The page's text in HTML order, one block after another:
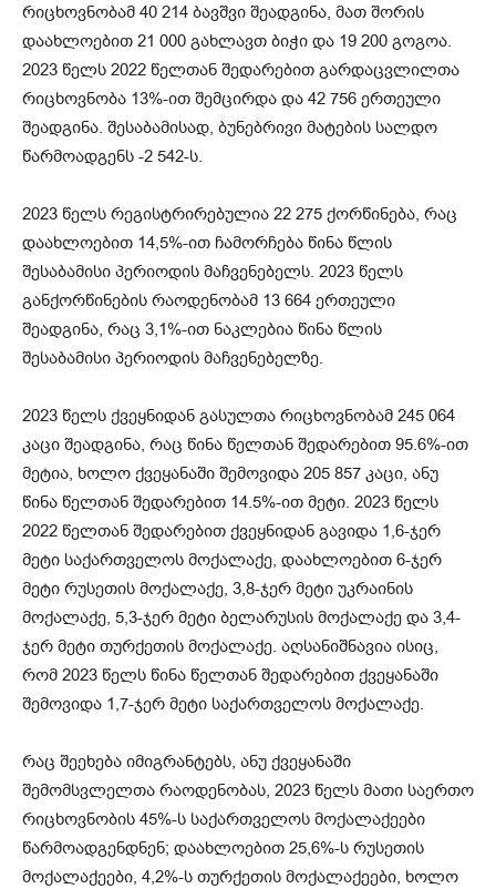
რიცხოვნობამ 40 214 ბავშვი შეადგინა, მათ შორის
დაახლოებით 21 000 გახლავთ ბიჭი და 19 200 გოგოა.
2023 წელს 2022 წელთან შედარებით გარდაცვლილთა
რიცხოვნობა 13%-ით შემცირდა და 42 756 ერთეული
შეადგინა. შესაბამისად, ბუნებრივი მატების სალდო
წარმოადგენს -2 542-ს.
2023 წელს რეგისტრირებულია 22 275 ქორწინება, რაც
დაახლოებით 14,5%-ით ჩამორჩება წინა წლის
შესაბამისი პერიოდის მაჩვენებელს. 2023 წელს
განქორწინების რაოდენობამ 13 664 ერთეული
შეადგინა, რაც 3,1%-ით ნაკლებია წინა წლის
შესაბამისი პერიოდის მაჩვენებელზე.
2023 წელს ქვეყნიდან გასულთა რიცხოვნობამ 245 064
კაცი შეადგინა, რაც წინა წელთან შედარებით 95.6%-ით
მეტია, ხოლო ქვეყანაში შემოვიდა 205 857 კაცი, ანუ
წინა წელთან შედარებით 14.5%-ით მეტი. 2023 წელს
2022 წელთან შედარებით ქვეყნიდან გავიდა 1,6-ჯერ
მეტი საქართველოს მოქალაქე, დაახლოებით 6-ჯერ
მეტი რუსეთის მოქალაქე, 3,8-ჯერ მეტი უკრაინის
მოქალაქე, 5,3-ჯერ მეტი ბელარუსის მოქალაქე და 3,4-
ჯერ მეტი თურქეთის მოქალაქე. აღსანიშნავია ისიც,
რომ 2023 წელს წინა წელთან შედარებით ქვეყანაში
შემოვიდა 1,7-ჯერ მეტი საქართველოს მოქალაქე.
რაც შეეხება იმიგრანტებს, ანუ ქვეყანაში
შემომსვლელთა რაოდენობას, 2023 წელს მათი საერთო
რიცხოვნობის 45%-ს საქართველოს მოქალაქეები
წარმოადგენდნენ; დაახლოებით 25,6%-ს რუსეთის
მოქალაქეები, 4,2%-ს თურქეთის მოქალაქეები, ხოლო